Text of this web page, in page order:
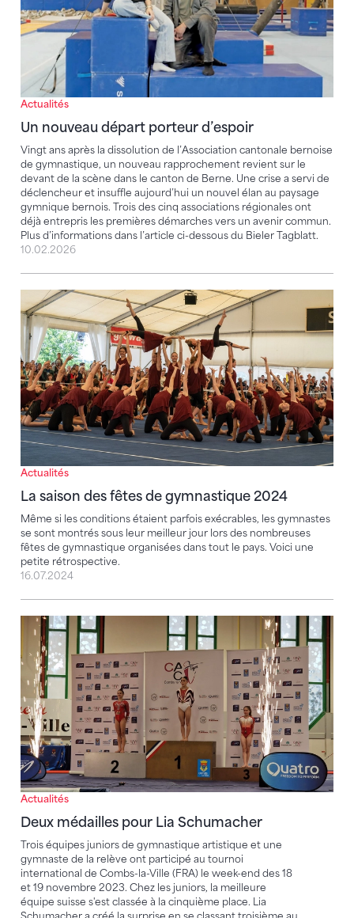
Actualités
Un nouveau départ porteur d’espoir
Vingt ans après la dissolution de l’Association cantonale bernoise
de gymnastique, un nouveau rapprochement revient sur le
devant de la scène dans le canton de Berne. Une crise a servi de
déclencheur et insuffle aujourd’hui un nouvel élan au paysage
gymnique bernois. Trois des cinq associations régionales ont
déjà entrepris les premières démarches vers un avenir commun.
Plus d’informations dans l’article ci-dessous du Bieler Tagblatt.
10.02.2026
Actualités
La saison des fêtes de gymnastique 2024
Même si les conditions étaient parfois exécrables, les gymnastes
se sont montrés sous leur meilleur jour lors des nombreuses
fêtes de gymnastique organisées dans tout le pays. Voici une
petite rétrospective.
La saison des fêtes de gymnastique 2024
16.07.2024
Actualités
Deux médailles pour Lia Schumacher
Trois équipes juniors de gymnastique artistique et une
gymnaste de la relève ont participé au tournoi
international de Combs-la-Ville (FRA) le week-end des 18
et 19 novembre 2023. Chez les juniors, la meilleure
équipe suisse s'est classée à la cinquième place. Lia
Deux médailles pour Lia Schumacher